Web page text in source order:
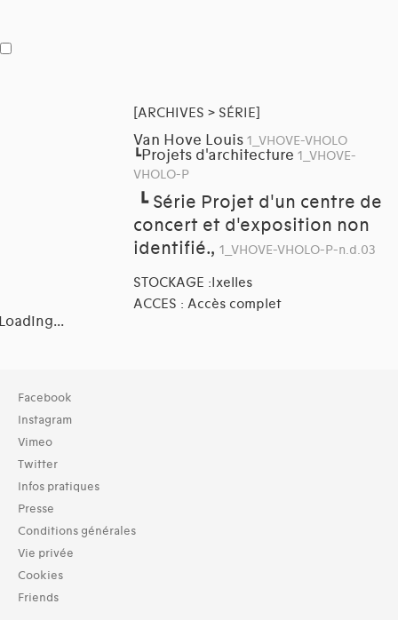
[ARCHIVES > SÉRIE]
Van Hove Louis 1_VHOVE-VHOLO
┗Projets d'architecture 1_VHOVE-
VHOLO-P
┗ Série Projet d'un centre de
concert et d'exposition non
identifié., 1_VHOVE-VHOLO-P-n.d.03
STOCKAGE :Ixelles
ACCES : Accès complet
Collection
TOUT (8)
Archives (8)
Typologies documents
Séries (activités) (1)
01-architecture domestique (17)
02-architecture agricole (4)
03-architecture artisanale et industrielle (10)
04-architecture commerciale et de services (15)
Facebook
Instagram
Vimeo
Twitter
Infos pratiques
Presse
Conditions générales
Vie privée
Cookies
Friends